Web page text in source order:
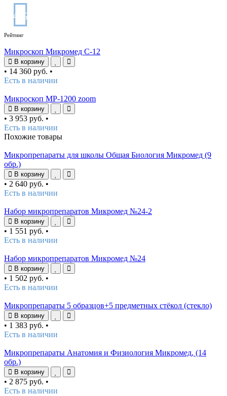
4 /5
Рейтинг
Микроскоп Микромед С-12
В корзину
• 14 360 руб. •
Есть в наличии
Микроскоп MP-1200 zoom
В корзину
• 3 953 руб. •
Есть в наличии
Похожие товары
Микропрепараты для школы Общая Биология Микромед (9
обр.)
В корзину
• 2 640 руб. •
Есть в наличии
Набор микропрепаратов Микромед №24-2
В корзину
• 1 551 руб. •
Есть в наличии
Набор микропрепаратов Микромед №24
В корзину
• 1 502 руб. •
Есть в наличии
Микропрепараты 5 образцов+5 предметных стёкол (стекло)
В корзину
• 1 383 руб. •
Есть в наличии
Микропрепараты Анатомия и Физиология Микромед, (14
обр.)
В корзину
• 2 875 руб. •
Есть в наличии